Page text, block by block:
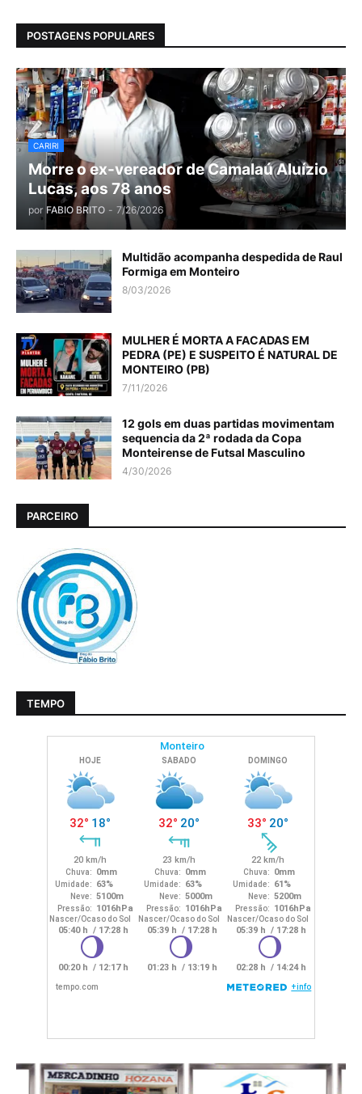
POSTAGENS POPULARES
CARIRI
Morre o ex-vereador de Camalaú Aluízio
Lucas, aos 78 anos
por FABIO BRITO - 7/26/2026
Multidão acompanha despedida de Raul
Formiga em Monteiro
8/03/2026
MULHER É MORTA A FACADAS EM
PEDRA (PE) E SUSPEITO É NATURAL DE
MONTEIRO (PB)
7/11/2026
12 gols em duas partidas movimentam
sequencia da 2ª rodada da Copa
Monteirense de Futsal Masculino
4/30/2026
PARCEIRO
TEMPO